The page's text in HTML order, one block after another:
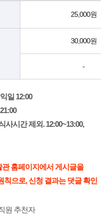
25,000원
30,000원
-
일 12:00
사시간 제외. 12:00~13:00,
홈페이지에서 게시글을
칙으로, 신청 결과는 댓글 확인
원 추천자